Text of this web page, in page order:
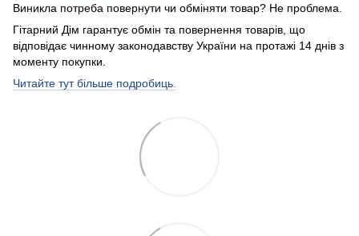
Виникла потреба повернути чи обміняти товар? Не проблема.
Гітарний Дім гарантує обмін та повернення товарів, що
відповідає чинному законодавству України на протажі 14 днів з
моменту покупки.
Читайте тут більше подробиць.